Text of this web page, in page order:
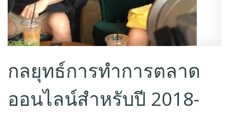
กลยุทธ์การทำการตลาด
ออนไลน์สำหรับปี 2018-